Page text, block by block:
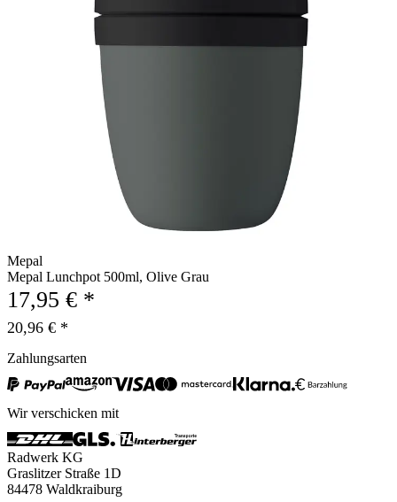
Mepal
Mepal Lunchpot 500ml, Olive Grau
17,95 € *
20,96 € *
Zahlungsarten
Wir verschicken mit
Radwerk KG
Graslitzer Straße 1D
84478 Waldkraiburg